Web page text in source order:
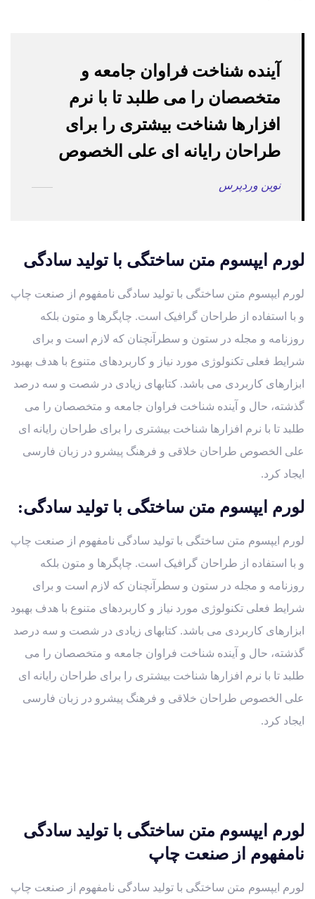
آینده شناخت فراوان جامعه و
متخصصان را می طلبد تا با نرم
افزارها شناخت بیشتری را برای
طراحان رایانه ای علی الخصوص
نوین وردپرس
لورم ایپسوم متن ساختگی با تولید سادگی
لورم ایپسوم متن ساختگی با تولید سادگی نامفهوم از صنعت چاپ
و با استفاده از طراحان گرافیک است. چاپگرها و متون بلکه
روزنامه و مجله در ستون و سطرآنچنان که لازم است و برای
شرایط فعلی تکنولوژی مورد نیاز و کاربردهای متنوع با هدف بهبود
ابزارهای کاربردی می باشد. کتابهای زیادی در شصت و سه درصد
گذشته، حال و آینده شناخت فراوان جامعه و متخصصان را می
طلبد تا با نرم افزارها شناخت بیشتری را برای طراحان رایانه ای
علی الخصوص طراحان خلاقی و فرهنگ پیشرو در زبان فارسی
ایجاد کرد.
لورم ایپسوم متن ساختگی با تولید سادگی:
لورم ایپسوم متن ساختگی با تولید سادگی نامفهوم از صنعت چاپ
و با استفاده از طراحان گرافیک است. چاپگرها و متون بلکه
روزنامه و مجله در ستون و سطرآنچنان که لازم است و برای
شرایط فعلی تکنولوژی مورد نیاز و کاربردهای متنوع با هدف بهبود
ابزارهای کاربردی می باشد. کتابهای زیادی در شصت و سه درصد
گذشته، حال و آینده شناخت فراوان جامعه و متخصصان را می
طلبد تا با نرم افزارها شناخت بیشتری را برای طراحان رایانه ای
علی الخصوص طراحان خلاقی و فرهنگ پیشرو در زبان فارسی
ایجاد کرد.
لورم ایپسوم متن ساختگی با تولید سادگی
نامفهوم از صنعت چاپ
لورم ایپسوم متن ساختگی با تولید سادگی نامفهوم از صنعت چاپ